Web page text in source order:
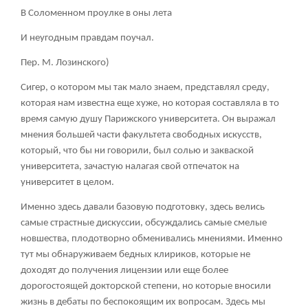
В Соломенном проулке в оны лета
И неугодным правдам поучал.
Пер. М. Лозинского)
Сигер, о котором мы так мало знаем, представлял среду,
которая нам известна еще хуже, но которая составляла в то
время самую душу Парижского университета. Он выражал
мнения большей части факультета свободных искусств,
который, что бы ни говорили, был солью и закваской
университета, зачастую налагая свой отпечаток на
университет в целом.
Именно здесь давали базовую подготовку, здесь велись
самые страстные дискуссии, обсуждались самые смелые
новшества, плодотворно обменивались мнениями. Именно
тут мы обнаруживаем бедных клириков, которые не
доходят до получения лицензии или еще более
дорогостоящей докторской степени, но которые вносили
жизнь в дебаты по беспокоящим их вопросам. Здесь мы